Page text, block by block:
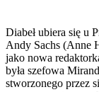
Diabeł ubiera się u
Andy Sachs (Anne
jako nowa
była szefowa
stworzonego przez